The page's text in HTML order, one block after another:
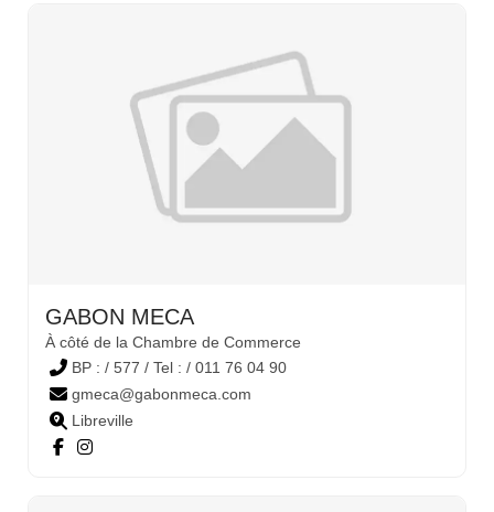
GABON MECA
À côté de la Chambre de Commerce
BP : / 577 / Tel : / 011 76 04 90
gmeca@gabonmeca.com
Libreville